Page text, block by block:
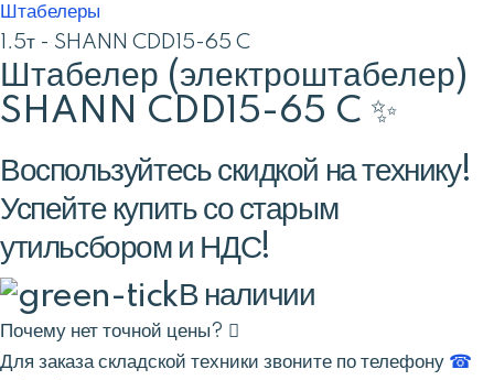
Штабелеры
1.5т - SHANN CDD15-65 C
Штабелер (электроштабелер)
SHANN CDD15-65 C ✨
Воспользуйтесь скидкой на технику!
Успейте купить со старым
утильсбором и НДС!
В наличии
Почему нет точной цены?
Для заказа складской техники звоните по телефону ☎